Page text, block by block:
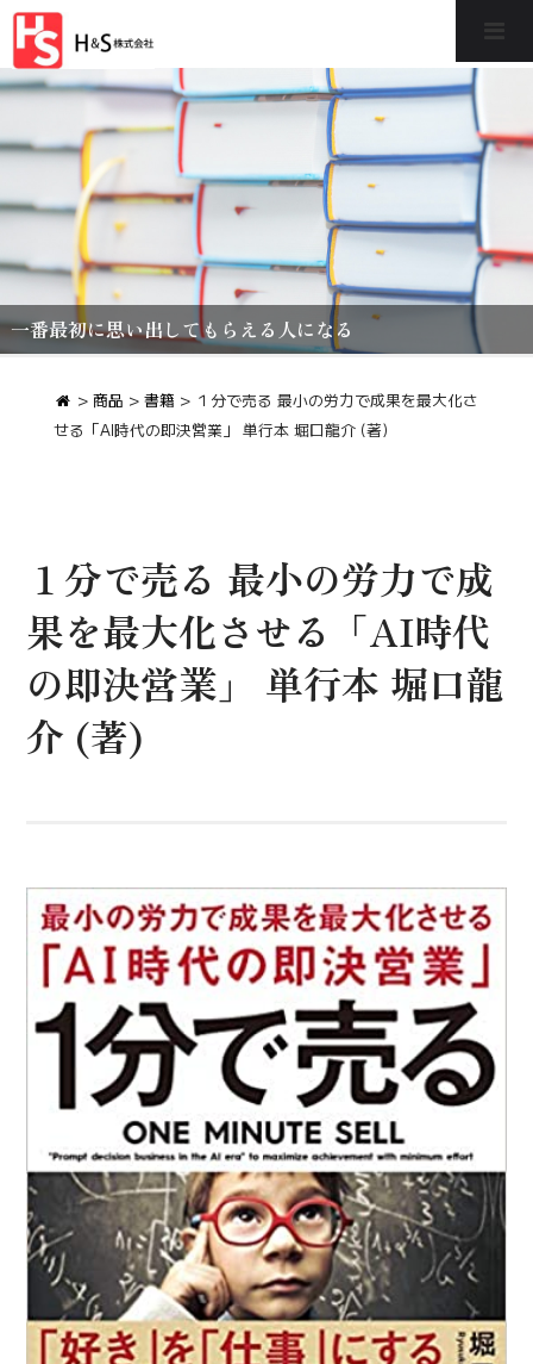
一番最初に思い出してもらえる人になる
> 商品 > 書籍 > １分で売る 最小の労力で成果を最大化さ
せる「AI時代の即決営業」 単行本 堀口龍介 (著)
１分で売る 最小の労力で成
果を最大化させる「AI時代
の即決営業」 単行本 堀口龍
介 (著)